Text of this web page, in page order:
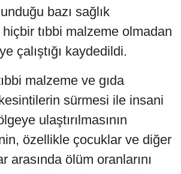
bazı sağlık
hiçbir tıbbi malzeme olmadan
çalıştığı kaydedildi.
malzeme ve gıda
sürmesi ile insani
ulaştırılmasının
özellikle çocuklar ve diğer
arasında ölüm oranlarını